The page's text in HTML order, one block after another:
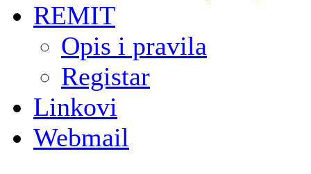
REMIT
Opis i pravila
Registar
Linkovi
Webmail